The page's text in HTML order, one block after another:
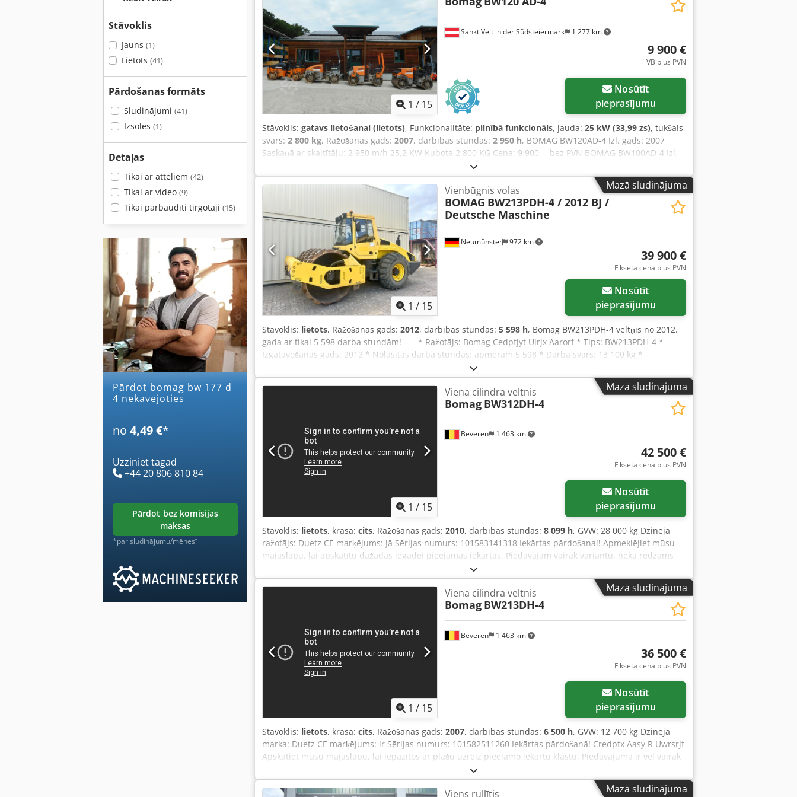
Stāvoklis
Jauns (1)
Lietots (41)
Pārdošanas formāts
Sludinājumi (41)
Izsoles (1)
Detaļas
Tikai ar attēliem (42)
Tikai ar video (9)
Tikai pārbaudīti tirgotāji (15)
Pārdot bomag bw 177 d
4 nekavējoties
no 4,49 €*
Uzziniet tagad
+44 20 806 810 84
pārdot bez komisijas
maksas
*par sludinājumu/mēnesī
1 / 15
Sankt Veit in der Südsteiermark 1 277 km
9 900 €
VB plus PVN
pieprasījumu
Stāvoklis: gatavs lietošanai (lietots), Funkcionalitāte: pilnībā funkcionāls, jauda: 25 kW (33,99 zs), tukšais
svars: 2 800 kg, Ražošanas gads: 2007, darbības stundas: 2 950 h, BOMAG BW120AD-4 Izl. gads: 2007
Saskaņā ar skaitītāju: 2 950 m/h 25,2 KW Kubota 2 800 KG Cena: 9 900,-- bez PVN BOMAG BW100AD-4 Izl.
gads: 2005 Codpfx Aajzc Iyvjrorf Saskaņā ar skaitītāju: 6 594 m/h 25,2 KW Kubota 2 600 KG Cena: 8 800,--
bez PVN Hamm HD 10 Izl. gads: 2006 Saskaņā ar skaitītāju: 4 356 m/h 20,1 KW Deutz 2 450 KG Cena: 8
800,-- bez PVN Hamm HD 10 Izl. gads: 2006 Saskaņā ar skaitītāju: 7 771 m/h 20,1 KW Deutz 2 450 KG Cena:
8 800,-- bez PVN Pieejama arī izdevīga piegāde!
Mazā sludinājuma
1 / 15
Neumünster 972 km
Vienbūgnis volas
BOMAG BW213PDH-4 / 2012 BJ /
Deutsche Maschine
39 900 €
Fiksēta cena plus PVN
pieprasījumu
Stāvoklis: lietots, Ražošanas gads: 2012, darbības stundas: 5 598 h, Bomag BW213PDH-4 veltņis no 2012.
gada ar tikai 5 598 darba stundām! ---- * Ražotājs: Bomag Cedpfjyt Uirjx Aarorf * Tips: BW213PDH-4 *
Izgatavošanas gads: 2012 * Nolasītās darba stundas: apmēram 5 598 * Darba svars: 13 100 kg *
Kondicionieris * Vācu tehnika * 119 kW * Deutz dīzeļdzinējs * Papildu fotogrāfijas un video pieejami pēc
pieprasījuma * Cena: 39 900 EUR, neto + 19% PVN ---- Papildu jautājumiem, lūdzu, zvaniet: For more
questions please call: Erik Kortum: WhatsApp Kai Kortum: WhatsApp Visa informācija ir bez garantijas;
Mazā sludinājuma
1 / 15
Beveren 1 463 km
Viena cilindra veltnis
Bomag BW312DH-4
42 500 €
Fiksēta cena plus PVN
pieprasījumu
Stāvoklis: lietots, krāsa: cits, Ražošanas gads: 2010, darbības stundas: 8 099 h, GVW: 28 000 kg Dzinēja
ražotājs: Duetz CE marķējums: jā Sērijas numurs: 101583141318 Iekārtas pārdošanai! Apmeklējiet mūsu
mājaslapu, lai apskatītu dažādas iegādei pieejamās iekārtas. Piedāvājam vairāk variantu, nekā redzams
tiešsaistē, tāpēc jebkurā laikā droši zvaniet vai rakstiet. Visas mūsu iekārtas ir pilnībā apkalpotas un
pārbaudītas uzticamībai. Nepieciešami attēli? Sazinieties ar mums, un tos nekavējoties nosūtīsim.
Csdezblcropfx Aarerf Mēs esam pieejami nīderlandiešu, angļu, franču, vācu, spāņu un krievu valodā.
Izvēlieties no mūsu plašā uzticamu iekārtu klāsta.
Mazā sludinājuma
1 / 15
Beveren 1 463 km
Viena cilindra veltnis
Bomag BW213DH-4
36 500 €
Fiksēta cena plus PVN
pieprasījumu
Stāvoklis: lietots, krāsa: cits, Ražošanas gads: 2007, darbības stundas: 6 500 h, GVW: 12 700 kg Dzinēja
marka: Duetz CE marķējums: ir Sērijas numurs: 101582511260 Iekārtas pārdošanā! Credpfx Aasy R Uwrsrjf
Apskatiet mūsu mājaslapu, lai iepazītos ar plašu uzreiz pieejamo iekārtu klāstu. Piedāvājumā ir vēl vairāk
variantu, nekā redzams tiešsaistē – zvaniet vai rakstiet jebkurā laikā. Visas mūsu iekārtas ir pilnībā
apkalpotas un pārbaudītas uzticamībai. Nepieciešamas bildes? Sazinieties ar mums, mēs tās ātri
nosūtīsim. Konsultācijas sniedzam holandiešu, angļu, franču, vācu, spāņu un krievu valodā. Atklājiet mūsu
Mazā sludinājuma
Viens rullītis